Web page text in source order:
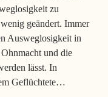
zu
geändert. Immer
Ausweglosigkeit in
und die
lässt. In
Geflüchtete…